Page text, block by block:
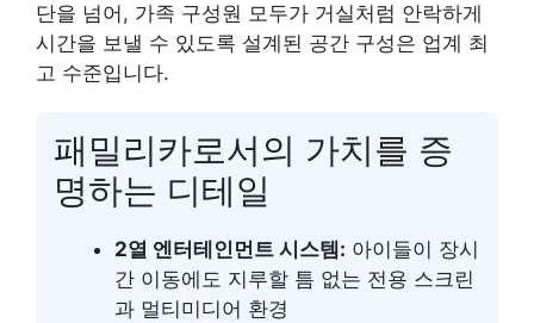
단을 넘어, 가족 구성원 모두가 거실처럼 안락하게
시간을 보낼 수 있도록 설계된 공간 구성은 업계 최
고 수준입니다.
패밀리카로서의 가치를 증
명하는 디테일
2열 엔터테인먼트 시스템: 아이들이 장시
간 이동에도 지루할 틈 없는 전용 스크린
과 멀티미디어 환경